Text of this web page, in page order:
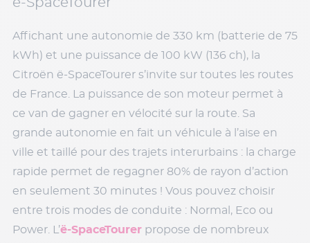
ë-SpaceTourer
Affichant une autonomie de 330 km (batterie de 75
kWh) et une puissance de 100 kW (136 ch), la
Citroën ë-SpaceTourer s’invite sur toutes les routes
de France. La puissance de son moteur permet à
ce van de gagner en vélocité sur la route. Sa
grande autonomie en fait un véhicule à l’aise en
ville et taillé pour des trajets interurbains : la charge
rapide permet de regagner 80% de rayon d’action
en seulement 30 minutes ! Vous pouvez choisir
entre trois modes de conduite : Normal, Eco ou
Power. L’ë-SpaceTourer propose de nombreux